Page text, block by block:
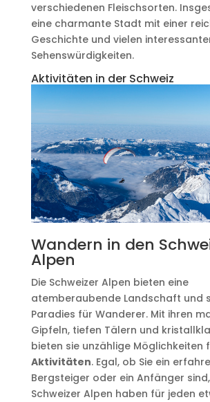
verschiedenen Fleischsorten.
eine charmante Stadt mit einer
Geschichte und vielen
Sehenswürdigkeiten.
Aktivitäten in der Schweiz
Wandern in den
Alpen
Die Schweizer Alpen bieten eine
atemberaubende Landschaft und
Paradies für Wanderer. Mit ihren
Gipfeln, tiefen Tälern und
bieten sie unzählige Möglichkeiten
Aktivitäten. Egal, ob Sie ein
Bergsteiger oder ein Anfänger
Schweizer Alpen haben für jeden